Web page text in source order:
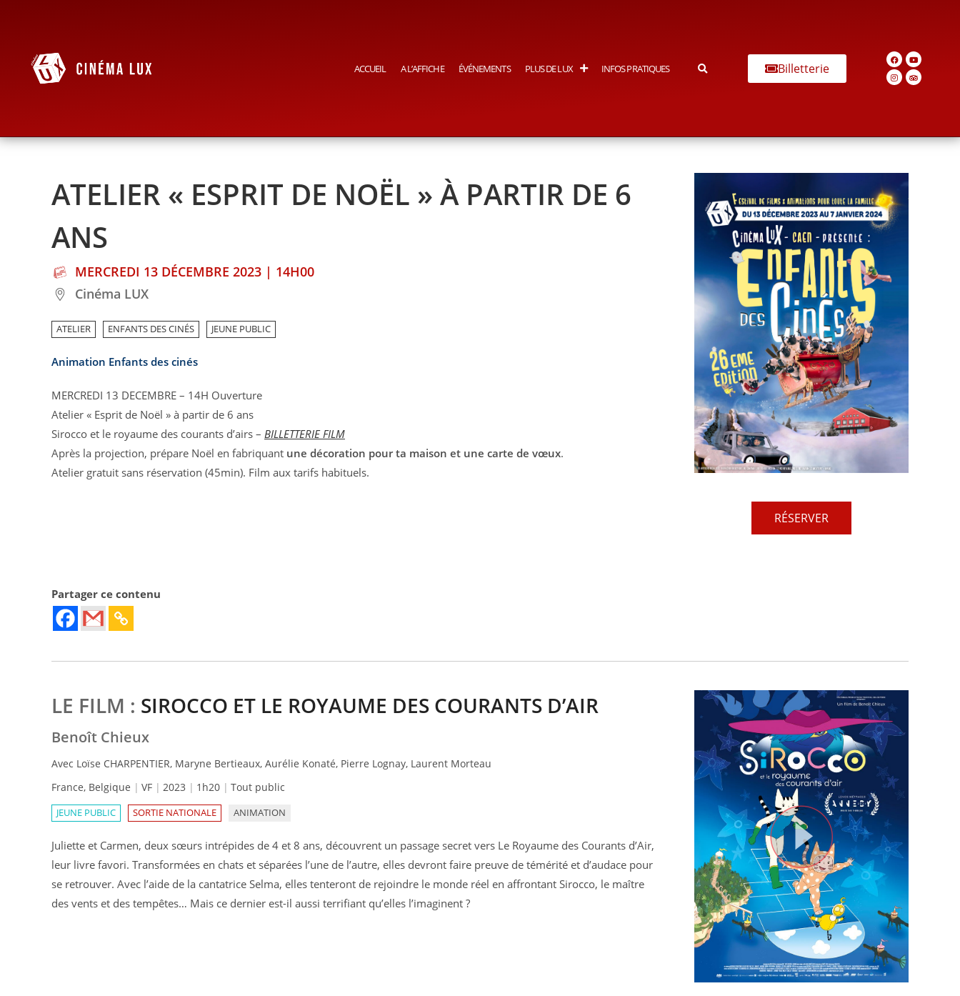
ACCUEIL A L’AFFICHE ÉVÉNEMENTS PLUS DE LUX INFOS PRATIQUES Billetterie
RÉSERVER
ATELIER « ESPRIT DE NOËL » À PARTIR DE 6
ANS
MERCREDI 13 DÉCEMBRE 2023 | 14H00
Cinéma LUX
ATELIER ENFANTS DES CINÉS JEUNE PUBLIC
Animation Enfants des cinés
MERCREDI 13 DECEMBRE – 14H Ouverture
Atelier « Esprit de Noël » à partir de 6 ans
Sirocco et le royaume des courants d’airs – BILLETTERIE FILM
Après la projection, prépare Noël en fabriquant une décoration pour ta maison et une carte de vœux.
Atelier gratuit sans réservation (45min). Film aux tarifs habituels.
Partager ce contenu
LE FILM : SIROCCO ET LE ROYAUME DES COURANTS D’AIR
Benoît Chieux
Avec Loïse CHARPENTIER, Maryne Bertieaux, Aurélie Konaté, Pierre Lognay, Laurent Morteau
France, Belgique
VF 2023 1h20 Tout public
JEUNE PUBLIC SORTIE NATIONALE ANIMATION
Juliette et Carmen, deux sœurs intrépides de 4 et 8 ans, découvrent un passage secret vers Le Royaume des Courants d’Air,
leur livre favori. Transformées en chats et séparées l’une de l’autre, elles devront faire preuve de témérité et d’audace pour
se retrouver. Avec l’aide de la cantatrice Selma, elles tenteront de rejoindre le monde réel en affrontant Sirocco, le maître
des vents et des tempêtes… Mais ce dernier est-il aussi terrifiant qu’elles l’imaginent ?